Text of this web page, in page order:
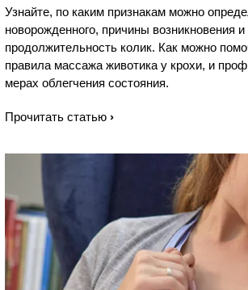
Узнайте, по каким признакам можно
новорожденного, причины возникновения и
продолжительность колик. Как можно
правила массажа животика у крохи, и
мерах облегчения состояния.
Прочитать статью